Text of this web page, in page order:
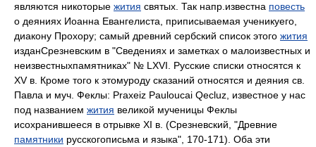
являются никоторые жития святых. Так напр.известна повесть
о деяниях Иоанна Евангелиста, приписываемая ученикуего,
диакону Прохору; самый древний сербский список этого жития
изданСрезневским в "Сведениях и заметках о малоизвестных и
неизвестныхпамятниках" № LXVI. Русские списки относятся к
XV в. Кроме того к этомуроду сказаний относятся и деяния св.
Павла и муч. Феклы: Praxeiz Pauloucai Qecluz, известное у нас
под названием жития великой мученицы Феклы
исохранившееся в отрывке XI в. (Срезневский, "Древние
памятники русскогописьма и языка", 170-171). Оба эти